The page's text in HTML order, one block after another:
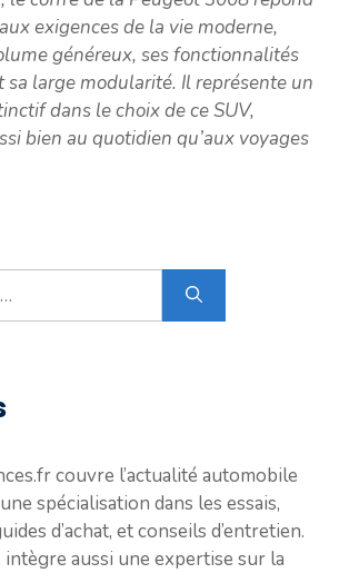
exigences de la vie moderne,
généreux, ses fonctionnalités
sa large modularité. Il représente un
dans le choix de ce SUV,
bien au quotidien qu’aux voyages
couvre l’actualité automobile
spécialisation dans les essais,
d’achat, et conseils d’entretien.
aussi une expertise sur la